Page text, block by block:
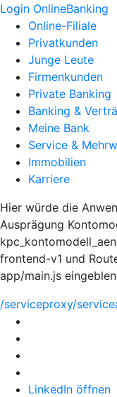
Login OnlineBanking
Online-Filiale
Privatkunden
Junge Leute
Firmenkunden
Private Banking
Banking &
Meine Bank
Service &
Immobilien
Karriere
Hier würde die
Ausprägung
frontend-v1 und
app/main.js
/serviceproxy/
LinkedIn öffnen